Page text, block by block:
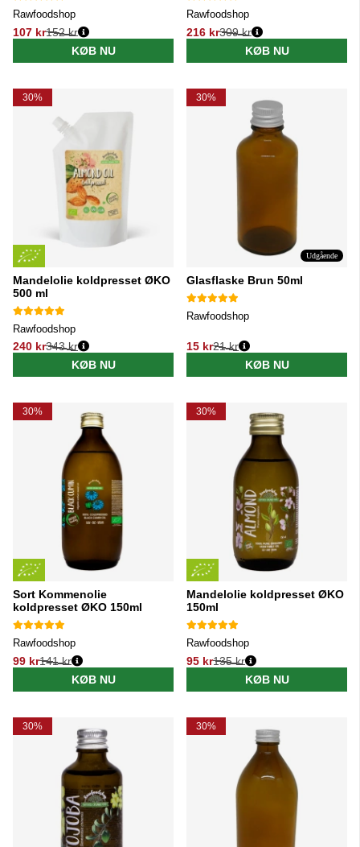
Rawfoodshop
107 kr
Normalpris:
152 kr
KØB NU
Rawfoodshop
216 kr
Normalpris:
309 kr
KØB NU
30%
Mandelolie koldpresset ØKO
500 ml
Rawfoodshop
240 kr
Normalpris:
343 kr
KØB NU
30%
Udgående
Glasflaske Brun 50ml
Rawfoodshop
15 kr
Normalpris:
21 kr
KØB NU
30%
Sort Kommenolie
koldpresset ØKO 150ml
Rawfoodshop
99 kr
Normalpris:
141 kr
KØB NU
30%
Mandelolie koldpresset ØKO
150ml
Rawfoodshop
95 kr
Normalpris:
135 kr
KØB NU
30% 30%